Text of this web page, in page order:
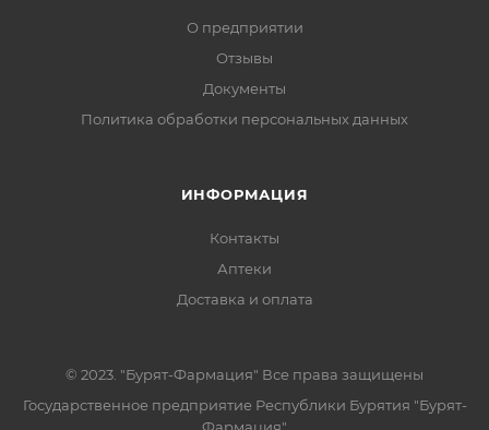
О предприятии
Отзывы
Документы
Политика обработки персональных данных
ИНФОРМАЦИЯ
Контакты
Аптеки
Доставка и оплата
© 2023. "Бурят-Фармация" Все права защищены
Государственное предприятие Республики Бурятия "Бурят-